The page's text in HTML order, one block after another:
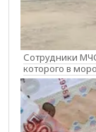
Сотрудники
которого в